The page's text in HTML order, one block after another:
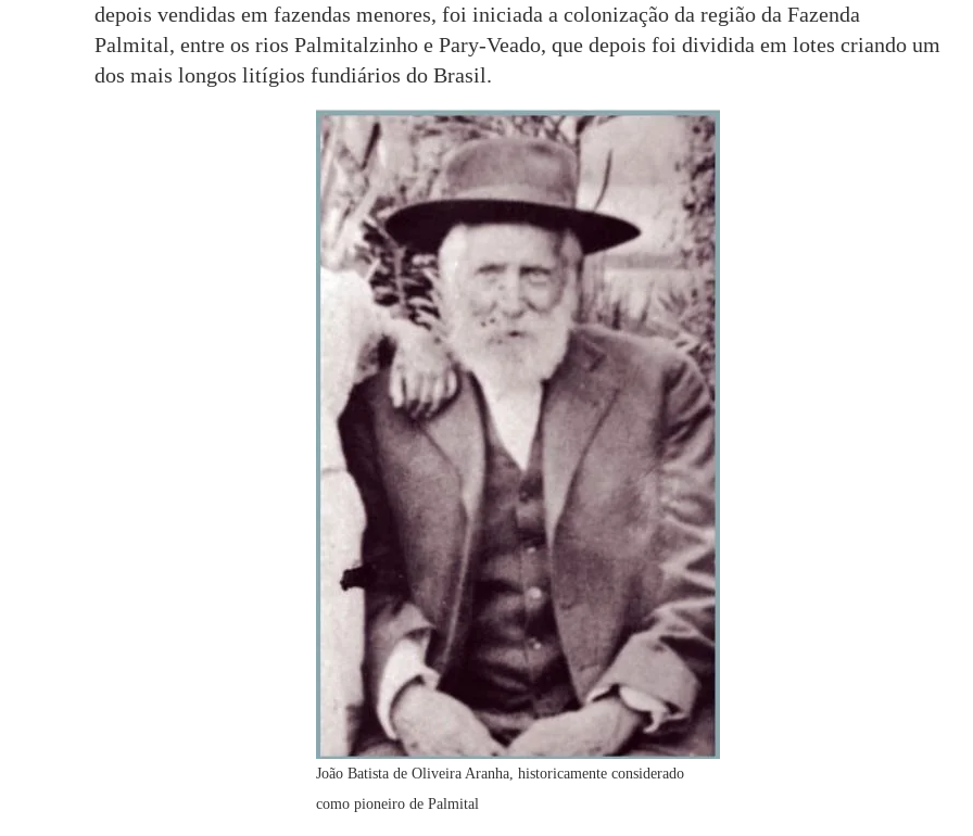
depois vendidas em fazendas menores, foi iniciada a colonização da região da Fazenda
Palmital, entre os rios Palmitalzinho e Pary-Veado, que depois foi dividida em lotes criando um
dos mais longos litígios fundiários do Brasil.
João Batista de Oliveira Aranha, historicamente considerado
como pioneiro de Palmital